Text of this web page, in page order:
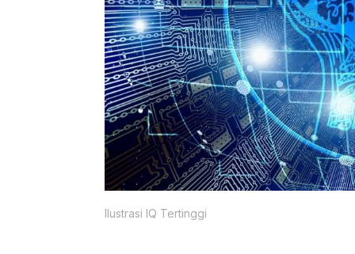
Ilustrasi IQ Tertinggi